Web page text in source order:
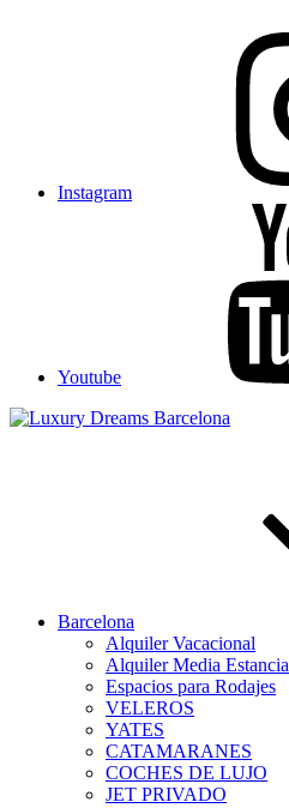
Instagram
Youtube
Barcelona
Alquiler Vacacional
Alquiler Media Estancia
Espacios para Rodajes
VELEROS
YATES
CATAMARANES
COCHES DE LUJO
JET PRIVADO